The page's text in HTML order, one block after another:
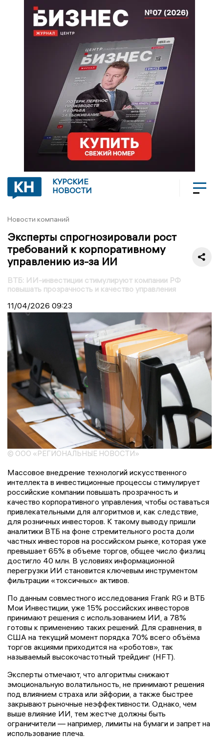
КУРСКИЕ
НОВОСТИ
Новости компаний
Эксперты спрогнозировали рост
требований к корпоративному
управлению из-за ИИ
ВТБ: ИИ-инвестиции стимулируют компании РФ
повышать прозрачность и качество управления
11/04/2026 09:23
© ООО «РЕГИОНАЛЬНЫЕ НОВОСТИ»
Массовое внедрение технологий искусственного
интеллекта в инвестиционные процессы стимулирует
российские компании повышать прозрачность и
качество корпоративного управления, чтобы оставаться
привлекательными для алгоритмов и, как следствие,
для розничных инвесторов. К такому выводу пришли
аналитики ВТБ на фоне стремительного роста доли
частных инвесторов на российском рынке, которая уже
превышает 65% в объеме торгов, общее число физлиц
достигло 40 млн. В условиях информационной
перегрузки ИИ становится ключевым инструментом
фильтрации «токсичных» активов.
По данным совместного исследования Frank RG и ВТБ
Мои Инвестиции, уже 15% российских инвесторов
принимают решения с использованием ИИ, а 78%
готовы к применению таких решений. Для сравнения, в
США на текущий момент порядка 70% всего объёма
торгов акциями приходится на «роботов», так
называемый высокочастотный трейдинг (НFT).
Эксперты отмечают, что алгоритмы снижают
эмоциональную волатильность, не принимают решения
под влиянием страха или эйфории, а также быстрее
закрывают рыночные неэффективности. Однако, чем
выше влияние ИИ, тем жестче должны быть
ограничители — например, лимиты на бумаги и запрет на
использование плеча.